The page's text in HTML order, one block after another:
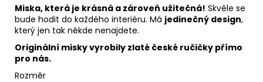
Miska, která je krásná a zároveň užitečná! Skvěle se
bude hodit do každého interiéru. Má jedinečný design,
který jen tak někde nenajdete.
Originální misky vyrobily zlaté české ručičky přímo
pro nás.
Rozměr